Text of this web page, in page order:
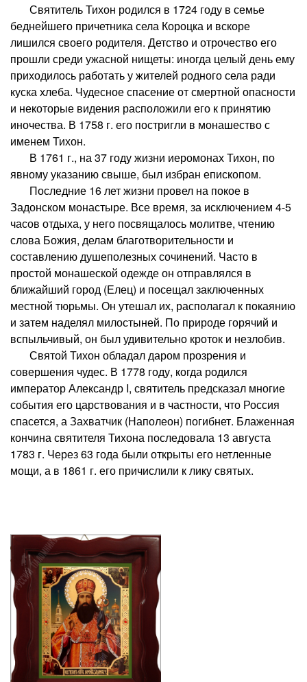
Святитель Тихон родился в 1724 году в семье
беднейшего причетника села Короцка и вскоре
лишился своего родителя. Детство и отрочество его
прошли среди ужасной нищеты: иногда целый день ему
приходилось работать у жителей родного села ради
куска хлеба. Чудесное спасение от смертной опасности
и некоторые видения расположили его к принятию
иночества. В 1758 г. его постригли в монашество с
именем Тихон.
В 1761 г., на 37 году жизни иеромонах Тихон, по
явному указанию свыше, был избран епископом.
Последние 16 лет жизни провел на покое в
Задонском монастыре. Все время, за исключением 4-5
часов отдыха, у него посвящалось молитве, чтению
слова Божия, делам благотворительности и
составлению душеполезных сочинений. Часто в
простой монашеской одежде он отправлялся в
ближайший город (Елец) и посещал заключенных
местной тюрьмы. Он утешал их, располагал к покаянию
и затем наделял милостыней. По природе горячий и
вспыльчивый, он был удивительно кроток и незлобив.
Святой Тихон обладал даром прозрения и
совершения чудес. В 1778 году, когда родился
император Александр I, святитель предсказал многие
события его царствования и в частности, что Россия
спасется, а Захватчик (Наполеон) погибнет. Блаженная
кончина святителя Тихона последовала 13 августа
1783 г. Через 63 года были открыты его нетленные
мощи, а в 1861 г. его причислили к лику святых.